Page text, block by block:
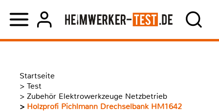
Startseite
> Test
> Zubehör Elektrowerkzeuge Netzbetrieb
> Holzprofi Pichlmann Drechselbank HM1642